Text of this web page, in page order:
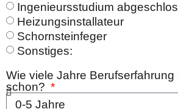
Ingenieursstudium
Heizungsinstallateur
Schornsteinfeger
Sonstiges:
Wie viele Jahre Berufserfahrung
schon?